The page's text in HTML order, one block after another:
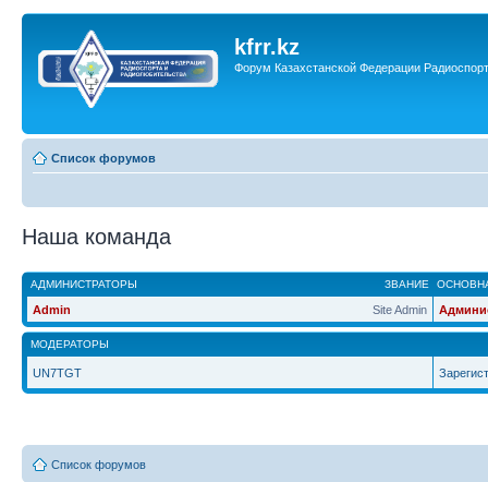
kfrr.kz
Форум Казахстанской Федерации
Список форумов
Наша команда
ЗВАНИЕ
АДМИНИСТРАТОРЫ
Site Admin
Admin
МОДЕРАТОРЫ
UN7TGT
Список форумов